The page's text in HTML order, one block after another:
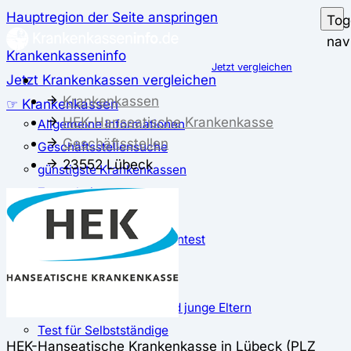
Hauptregion der Seite anspringen
Krankenkasseninfo
Jetzt Krankenkassen vergleichen
☞ Krankenkassen
Allgemeine Informationen
Geschäftsstellensuche
günstigste Krankenkassen
Zusatzbeitrag
✅ Krankenkassen Test
Der große Krankenkassentest
Test für Studierende
Test für Auszubildende
Test für Schwangere und junge Eltern
Test für Selbstständige
Jetzt vergleichen
Krankenkassen
HEK-Hanseatische Krankenkasse
Geschäftsstellen
23552 Lübeck
HEK-Hanseatische Krankenkasse in Lübeck (PLZ